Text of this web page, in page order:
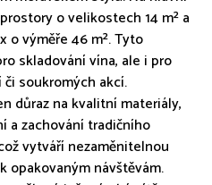
o velikostech 14 m² a
o výměře 46 m². Tyto
skladování vína, ale i pro
soukromých akcí.
důraz na kvalitní materiály,
a zachování tradičního
vytváří nezaměnitelnou
opakovaným návštěvám.